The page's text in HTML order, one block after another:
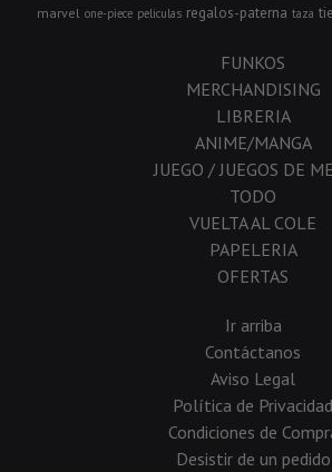
marvel one-piece peliculas regalos-paterna taza
FUNKOS
MERCHANDISING
LIBRERIA
ANIME/MANGA
JUEGO / JUEGOS DE
TODO
VUELTA AL COLE
PAPELERIA
OFERTAS
Ir arriba
Contáctanos
Aviso Legal
Política de Privacidad
Condiciones de
Desistir de un pedido